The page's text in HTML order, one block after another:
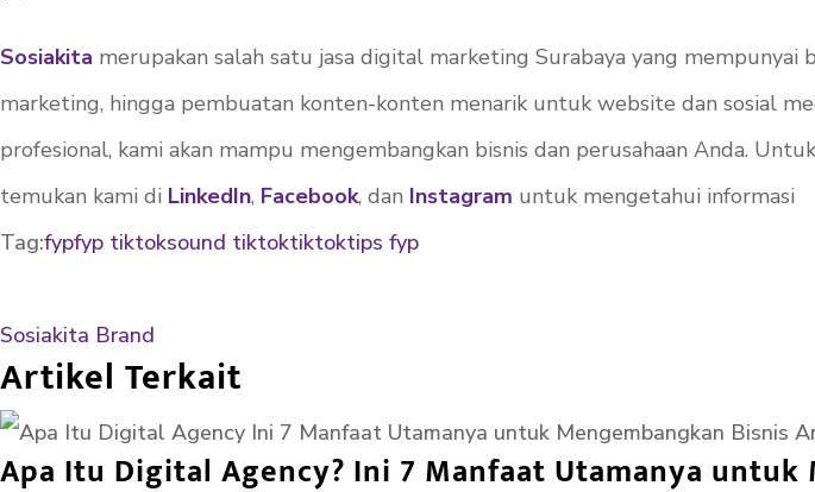
Sosiakita merupakan salah satu jasa digital marketing Surabaya yang
marketing, hingga pembuatan konten-konten menarik untuk website dan sosial
profesional, kami akan mampu mengembangkan bisnis dan perusahaan Anda.
temukan kami di LinkedIn, Facebook, dan Instagram untuk mengetahui informasi
Tag:fypfyp tiktoksound tiktoktiktoktips fyp
Sosiakita Brand
Artikel Terkait
Apa Itu Digital Agency? Ini 7 Manfaat Utamanya untuk